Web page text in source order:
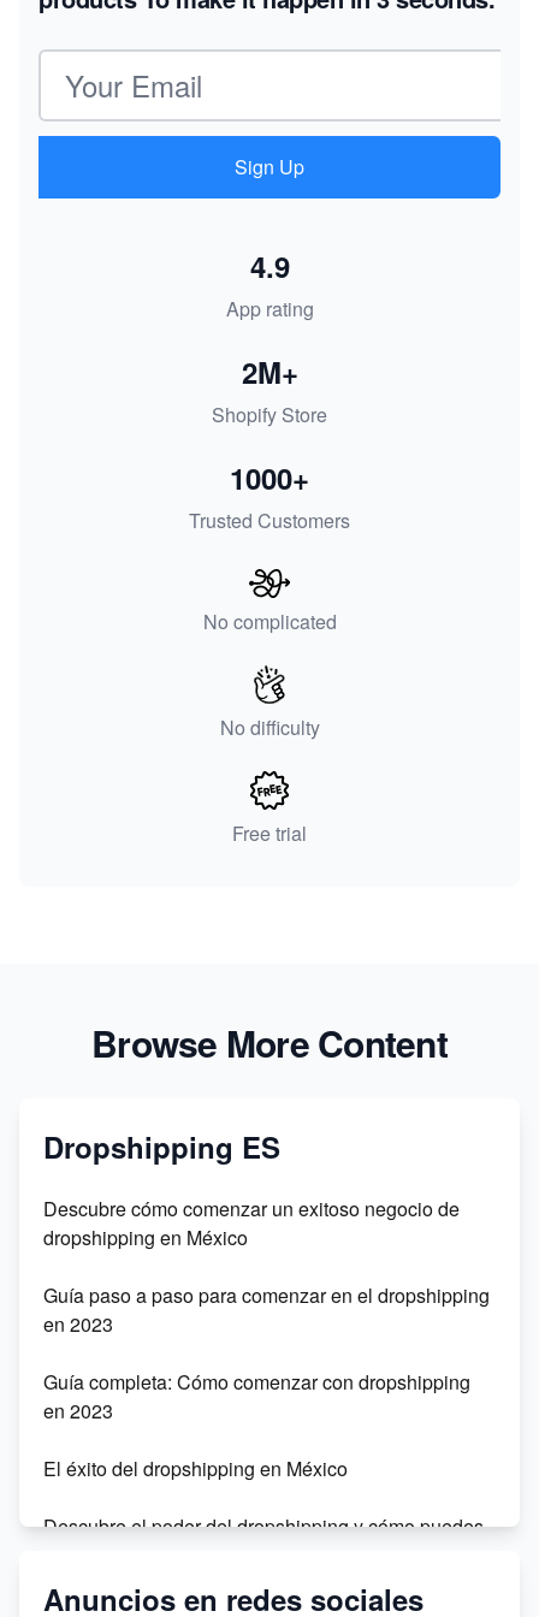
Email address
Sign Up
App rating
4.9
Shopify Store
2M+
Trusted Customers
1000+
No complicated
No difficulty
Free trial
Browse More Content
Dropshipping ES
Descubre cómo comenzar un exitoso negocio de
dropshipping en México
Guía paso a paso para comenzar en el dropshipping
en 2023
Guía completa: Cómo comenzar con dropshipping
en 2023
El éxito del dropshipping en México
Descubre el poder del dropshipping y cómo puedes
Anuncios en redes sociales